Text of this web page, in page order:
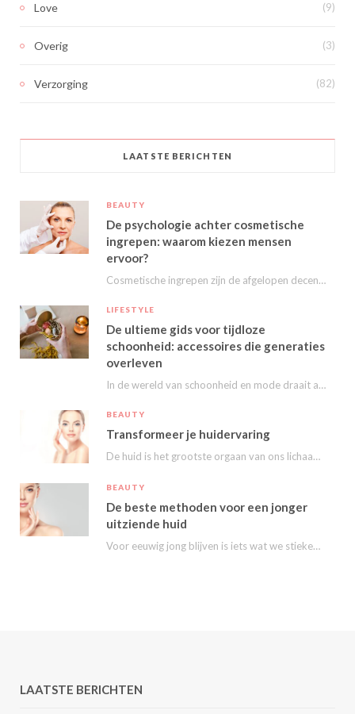
Love (9)
Overig (3)
Verzorging (82)
LAATSTE BERICHTEN
BEAUTY
De psychologie achter cosmetische
ingrepen: waarom kiezen mensen
ervoor?
Cosmetische ingrepen zijn de afgelopen decennia steeds populairder geworden. Van kleine behandelingen zoals fillers en…
LIFESTYLE
De ultieme gids voor tijdloze
schoonheid: accessoires die generaties
overleven
In de wereld van schoonheid en mode draait alles om het uitstralen van je persoonlijke…
BEAUTY
Transformeer je huidervaring
De huid is het grootste orgaan van ons lichaam en speelt een essentiële rol in…
BEAUTY
De beste methoden voor een jonger
uitziende huid
Voor eeuwig jong blijven is iets wat we stiekem eigenlijk allemaal wel willen. Nu kunnen…
LAATSTE BERICHTEN